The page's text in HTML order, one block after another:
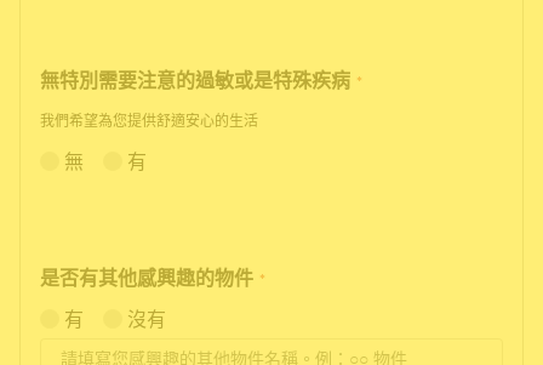
無特別需要注意的過敏或是特殊疾病 *
我們希望為您提供舒適安心的生活
無 有
是否有其他感興趣的物件 *
有 沒有